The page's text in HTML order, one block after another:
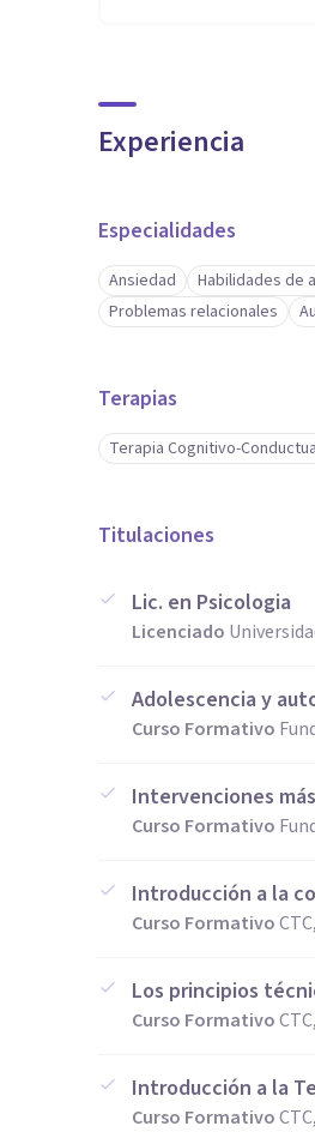
Experiencia
Especialidades
Ansiedad Habilidades de
Problemas relacionales
Terapias
Terapia Cognitivo-
Titulaciones
Lic. en Psicologia
Licenciado
Adolescencia y
Curso Formativo
Intervenciones
Curso Formativo
Introducción a la
Curso Formativo
Los principios
Curso Formativo
Introducción a la
Curso Formativo